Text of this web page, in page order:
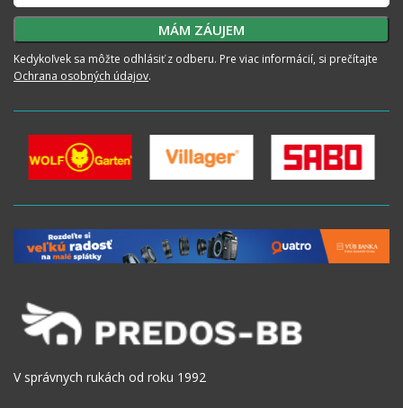
Kedykoľvek sa môžte odhlásiť z odberu. Pre viac informácií, si prečítajte
Ochrana osobných údajov.
V správnych rukách od roku 1992